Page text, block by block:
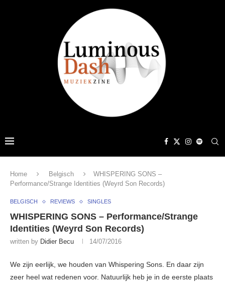
Home Belgisch
WHISPERING SONS –
Performance/Strange Identities (Weyrd Son Records)
BELGISCH REVIEWS SINGLES
WHISPERING SONS – Performance/Strange
Identities (Weyrd Son Records)
written by Didier Becu 14/07/2016
We zijn eerlijk, we houden van Whispering Sons. En daar zijn
zeer heel wat redenen voor. Natuurlijk heb je in de eerste plaats